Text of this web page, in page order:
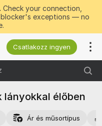
Check your connection,
exceptions — no
Csatlakozz ingyen
lányokkal élőben
Ár és műsortípus